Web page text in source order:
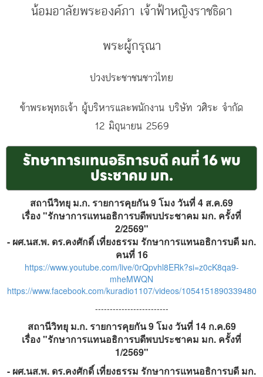
น้อมอาลัยพระองค์ภา เจ้าฟ้าหญิงราชธิดา
พระผู้กรุณา
ปวงประชาชนชาวไทย
ข้าพระพุทธเจ้า ผู้บริหารและพนักงาน บริษัท วศิระ จำกัด
12 มิถุนายน 2569
รักษาการแทนอธิการบดี คนที่ 16 พบ
ประชาคม มก.
สถานีวิทยุ ม.ก. รายการคุยกัน 9 โมง วันที่ 4 ส.ค.69
เรื่อง "รักษาการแทนอธิการบดีพบประชาคม มก. ครั้งที่
2/2569"
- ผศ.นส.พ. ดร.คงศักดิ์ เที่ยงธรรม รักษาการแทนอธิการบดี มก.
คนที่ 16
https://www.youtube.com/live/0rQpvhl8ERk?si=z0cK8qa9-
mheMWQN
https://www.facebook.com/kuradio1107/videos/1054151890339480
-------------------------
สถานีวิทยุ ม.ก. รายการคุยกัน 9 โมง วันที่ 14 ก.ค.69
เรื่อง "รักษาการแทนอธิการบดีพบประชาคม มก. ครั้งที่
1/2569"
- ผศ.นส.พ. ดร.คงศักดิ์ เที่ยงธรรม รักษาการแทนอธิการบดี มก.